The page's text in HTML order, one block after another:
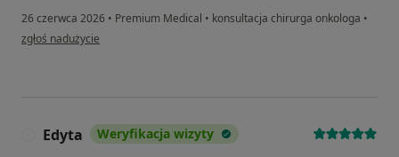
26 czerwca 2026 • Premium Medical • konsultacja chirurga onkologa •
w opinii użytkownika EB
zgłoś nadużycie
Edyta Weryfikacja wizyty